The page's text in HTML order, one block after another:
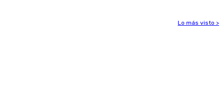
Lo más visto >